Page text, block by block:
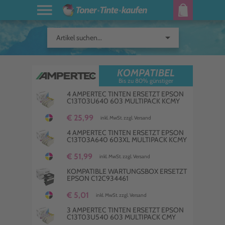
Artikel suchen... arrow_drop_down
KOMPATIBEL
Bis zu 80% günstiger
4 AMPERTEC TINTEN ERSETZT EPSON
C13T03U640 603 MULTIPACK KCMY
€ 25,99 inkl. MwSt. zzgl. Versand
4 AMPERTEC TINTEN ERSETZT EPSON
C13T03A640 603XL MULTIPACK KCMY
€ 51,99 inkl. MwSt. zzgl. Versand
KOMPATIBLE WARTUNGSBOX ERSETZT
EPSON C12C934461
€ 5,01 inkl. MwSt. zzgl. Versand
3 AMPERTEC TINTEN ERSETZT EPSON
C13T03U540 603 MULTIPACK CMY